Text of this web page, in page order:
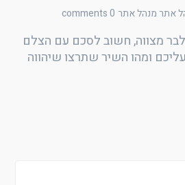
אתרמנהל אתר 0 comments
מצווה, חשוב לסכם עם הצלם
ומהו השיר שתרצו שיהווה